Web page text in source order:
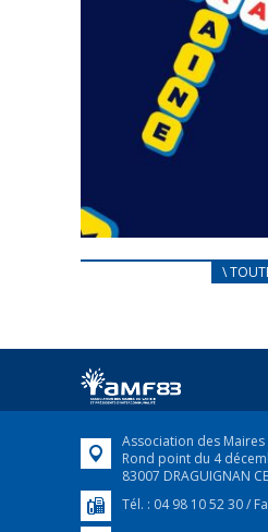
CARNET D’ACCUEIL
Afin d’accompagner au
FEUILLETER
\
Association des
Rond point du 4
83007 DRAGUIGNAN
Tél. : 04 98 10 52 30 /